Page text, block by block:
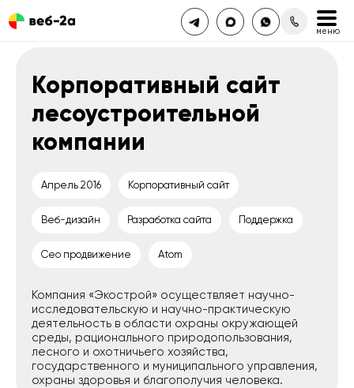
Корпоративный сайт
лесоустроительной
компании
Апрель 2016 Корпоративный сайт
Веб-дизайн Разработка сайта Поддержка
Сео продвижение Atom
Компания «Экострой» осуществляет научно-
исследовательскую и научно-практическую
деятельность в области охраны окружающей
среды, рационального природопользования,
лесного и охотничьего хозяйства,
государственного и муниципального управления,
охраны здоровья и благополучия человека.